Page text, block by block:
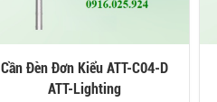
Cần Đèn Đơn Kiểu ATT-C04-D
ATT-Lighting